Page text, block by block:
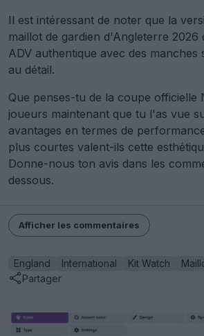
Il est intéressant de noter que la
maillot de gardien d'Angleterre
ADV authentique avec des manches
au détail.
Que penses-tu de la coupe officielle
joueurs maintenant que tu l'as vue
avantages en termes de
plus courtes valent-ils cette
Donne-nous ton avis dans les
dessous.
Afficher les commentaires
England International Kit Watch
Partager